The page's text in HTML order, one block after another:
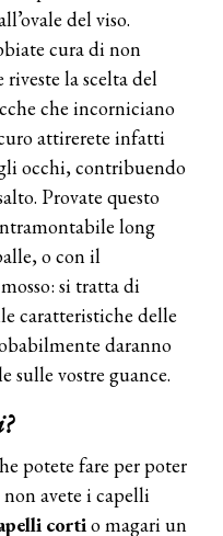
del viso.
cura di non
la scelta del
che incorniciano
attirerete infatti
occhi, contribuendo
Provate questo
long
o con il
si tratta di
caratteristiche delle
daranno
sulle vostre guance.
potete fare per poter
non avete i capelli
cortio magari un